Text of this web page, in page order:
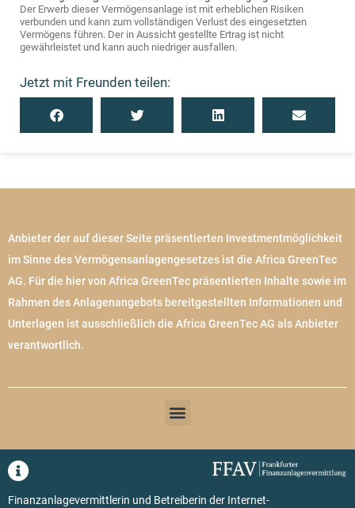
Der Erwerb dieser Vermögensanlage ist mit erheblichen Risiken
verbunden und kann zum vollständigen Verlust des eingesetzten
Vermögens führen. Der in Aussicht gestellte Ertrag ist nicht
gewährleistet und kann auch niedriger ausfallen.
Jetzt mit Freunden teilen:
Anbieter der auf dieser Seite präsentierten Investmentmöglichkeit
im Sinne des Vermögensanlagengesetzes ist die Africa GreenTec
AG. Für die hier von Africa GreenTec präsentierten Inhalte sowie im
Rahmen des Anlagenangebots bereitgestellten Informationen und
Unterlagen ist ausschließlich die Africa GreenTec AG als Anbieter
verantwortlich.
Finanzanlagevermittlerin und Betreiberin der Internet-